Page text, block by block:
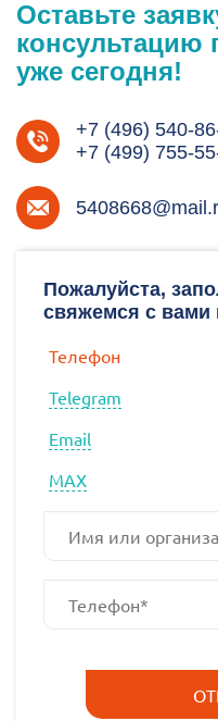
Пожалуйста,
свяжемся с
Телефон
Telegram
Email
МАХ
Оставьте
консультацию
уже сегодня!
+7 (496) 540-
+7 (499) 755-